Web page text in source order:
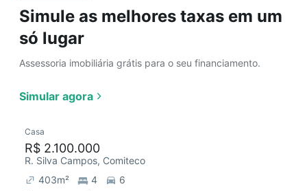
Simule as melhores taxas em um
só lugar
Assessoria imobiliária grátis para o seu financiamento.
Simular agora
Casa
R$ 2.100.000
R. Silva Campos, Comiteco
403m² 4
6